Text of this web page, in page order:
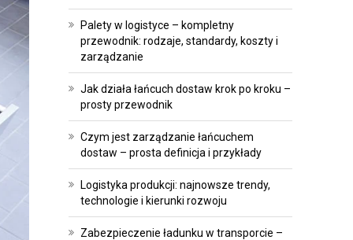
S
F
M
A
P
E
S
T
C
J
P
R
A
W
Palety w logistyce – kompletny
przewodnik: rodzaje, standardy, koszty i
zarządzanie
Jak działa łańcuch dostaw krok po kroku –
prosty przewodnik
Czym jest zarządzanie łańcuchem
dostaw – prosta definicja i przykłady
Logistyka produkcji: najnowsze trendy,
technologie i kierunki rozwoju
Zabezpieczenie ładunku w transporcie –